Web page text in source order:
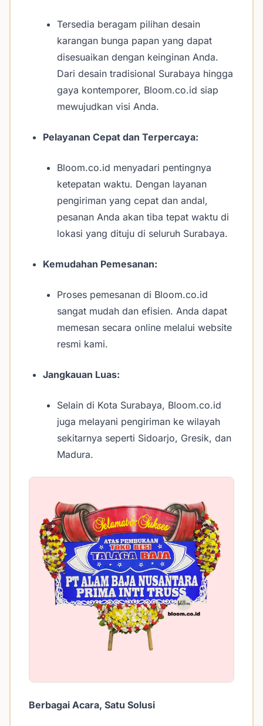
Tersedia beragam pilihan desain
karangan bunga papan yang dapat
disesuaikan dengan keinginan Anda.
Dari desain tradisional Surabaya hingga
gaya kontemporer, Bloom.co.id siap
mewujudkan visi Anda.
Pelayanan Cepat dan Terpercaya:
Bloom.co.id menyadari pentingnya
ketepatan waktu. Dengan layanan
pengiriman yang cepat dan andal,
pesanan Anda akan tiba tepat waktu di
lokasi yang dituju di seluruh Surabaya.
Kemudahan Pemesanan:
Proses pemesanan di Bloom.co.id
sangat mudah dan efisien. Anda dapat
memesan secara online melalui website
resmi kami.
Jangkauan Luas:
Selain di Kota Surabaya, Bloom.co.id
juga melayani pengiriman ke wilayah
sekitarnya seperti Sidoarjo, Gresik, dan
Madura.
Berbagai Acara, Satu Solusi